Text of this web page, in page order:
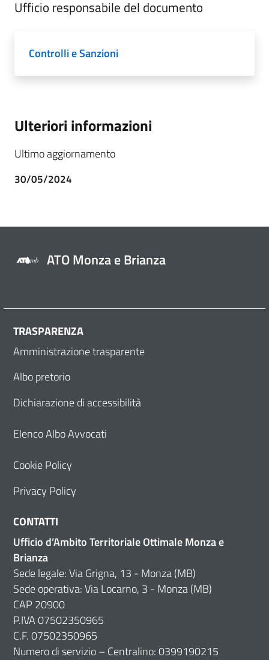
Ufficio responsabile del documento
Controlli e Sanzioni
Ulteriori informazioni
Ultimo aggiornamento
30/05/2024
ATO Monza e Brianza
TRASPARENZA
Amministrazione trasparente
Albo pretorio
Dichiarazione di accessibilità
Elenco Albo Avvocati
Cookie Policy
Privacy Policy
CONTATTI
Ufficio d’Ambito Territoriale Ottimale Monza e
Brianza
Sede legale: Via Grigna, 13 - Monza (MB)
Sede operativa: Via Locarno, 3 - Monza (MB)
CAP 20900
P.IVA 07502350965
C.F. 07502350965
Numero di servizio – Centralino: 0399190215